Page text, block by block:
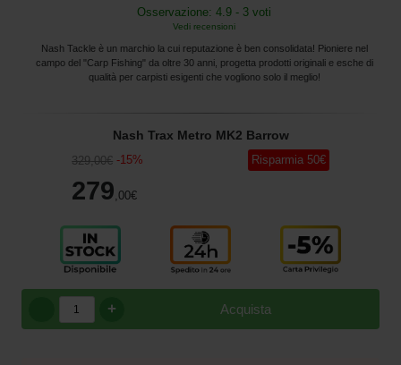
Osservazione: 4.9 - 3 voti
Vedi recensioni
Nash Tackle è un marchio la cui reputazione è ben consolidata! Pioniere nel
campo del "Carp Fishing" da oltre 30 anni, progetta prodotti originali e esche di
qualità per carpisti esigenti che vogliono solo il meglio!
Nash Trax Metro MK2 Barrow
329,00€ -15%
279 ,00€
Risparmia 50€
Acquista
+